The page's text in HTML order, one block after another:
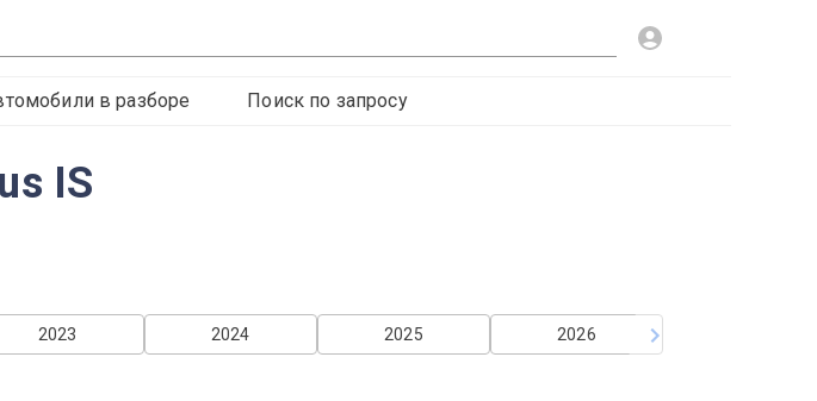
в разборе Поиск по запросу
IS
2026
2025
2024
2023